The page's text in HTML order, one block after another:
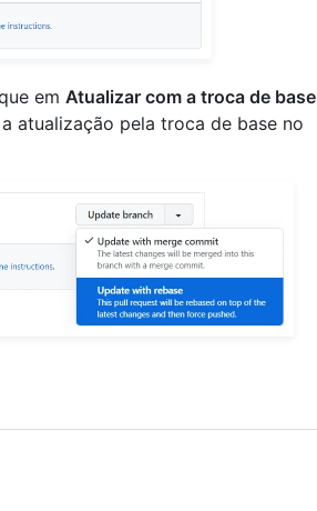
em Atualizar com a troca de base
atualização pela troca de base no